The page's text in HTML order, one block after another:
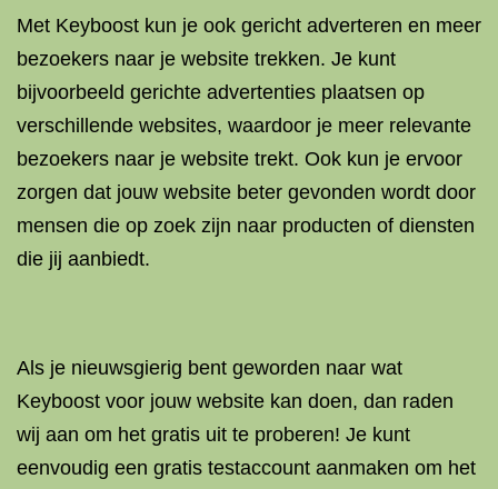
Met Keyboost kun je ook gericht adverteren en meer
bezoekers naar je website trekken. Je kunt
bijvoorbeeld gerichte advertenties plaatsen op
verschillende websites, waardoor je meer relevante
bezoekers naar je website trekt. Ook kun je ervoor
zorgen dat jouw website beter gevonden wordt door
mensen die op zoek zijn naar producten of diensten
die jij aanbiedt.
Als je nieuwsgierig bent geworden naar wat
Keyboost voor jouw website kan doen, dan raden
wij aan om het gratis uit te proberen! Je kunt
eenvoudig een gratis testaccount aanmaken om het